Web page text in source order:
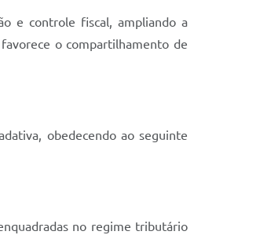
e controle fiscal, ampliando a
o compartilhamento de
obedecendo ao seguinte
no regime tributário